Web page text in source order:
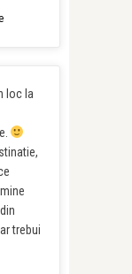
loc la
trebui